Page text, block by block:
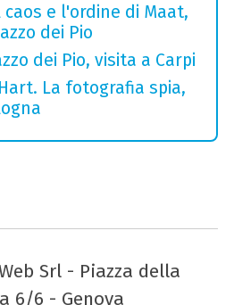
caos e l'ordine di Maat,
dei Pio
dei Pio, visita a Carpi
La fotografia spia,
Srl - Piazza della
6/6 - Genova